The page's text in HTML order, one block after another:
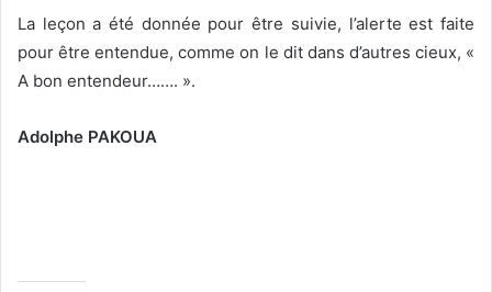
La leçon a été donnée pour être suivie, l’alerte est faite
pour être entendue, comme on le dit dans d’autres cieux, «
A bon entendeur……. ».
Adolphe PAKOUA